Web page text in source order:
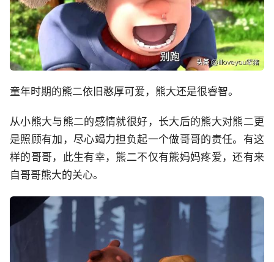
童年时期的熊二依旧憨厚可爱，熊大还是很睿智。
从小熊大与熊二的感情就很好，长大后的熊大对熊二更
是照顾有加，尽心竭力担负起一个做哥哥的责任。有这
样的哥哥，此生有幸，熊二不仅有熊妈妈疼爱，还有来
自哥哥熊大的关心。